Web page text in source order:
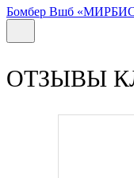
Бомбер Вшб
ОТЗЫВЫ